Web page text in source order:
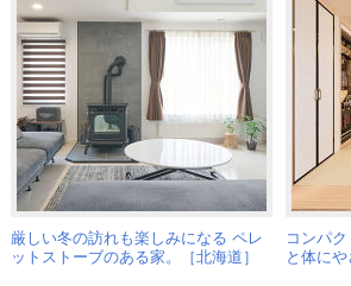
厳しい冬の訪れも楽しみになる ペレ
ットストーブのある家。［北海道］
コンパ
と体にや